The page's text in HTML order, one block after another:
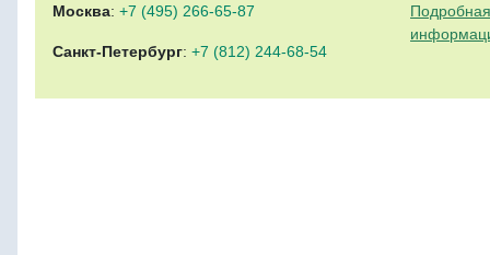
Москва: +7 (495) 266-65-87
Санкт-Петербург: +7 (812) 244-68-54